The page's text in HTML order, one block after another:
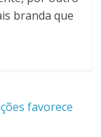
branda que
favorece